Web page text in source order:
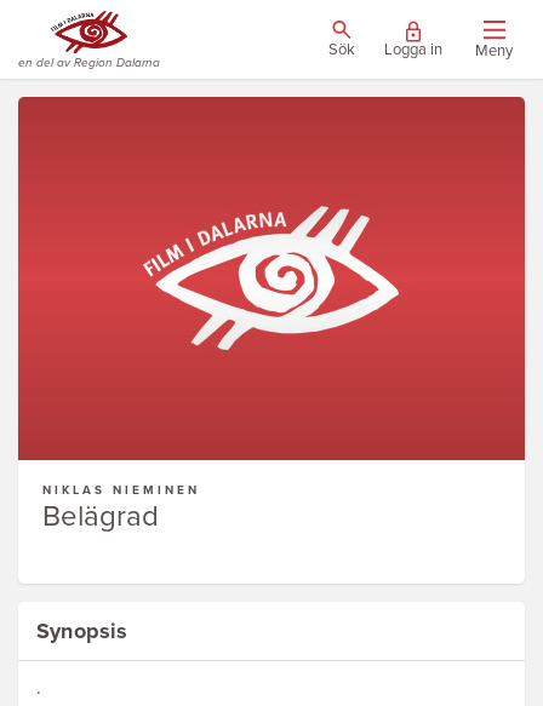
en del av Region Dalarna
Sök Logga in Meny
NIKLAS NIEMINEN
Belägrad
Synopsis
.